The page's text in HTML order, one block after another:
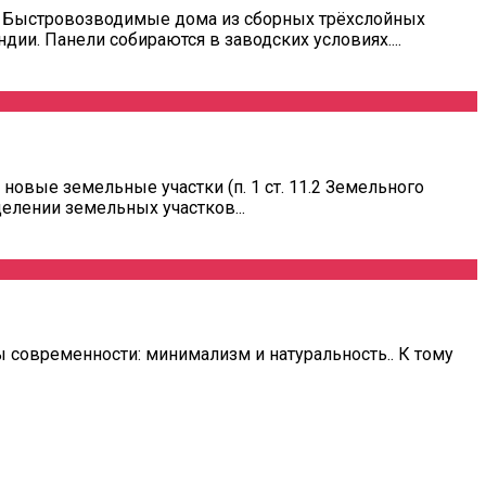
дома из сборных трёхслойных
Панели собираются в заводских условиях....
земельные участки (п. 1 ст. 11.2 Земельного
земельных участков...
современности: минимализм и натуральность.. К тому